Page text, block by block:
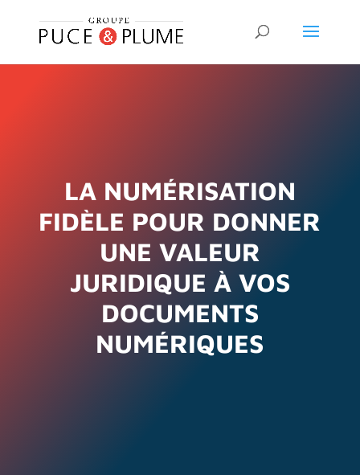
LA NUMÉRISATION
FIDÈLE POUR DONNER
UNE VALEUR
JURIDIQUE À VOS
DOCUMENTS
NUMÉRIQUES